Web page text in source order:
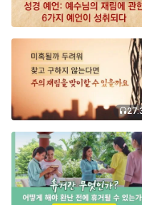
사했는가에 개의치 않
가장 복이 있는 사람
못하는 사람은 다 도
사람은 새 빛을 받아
사를 받아들이고 인식
결한 처녀로 되어야
사를 찾고 구할 수 있
고 또한 낡은 관념을
역사에 순복할 수 있